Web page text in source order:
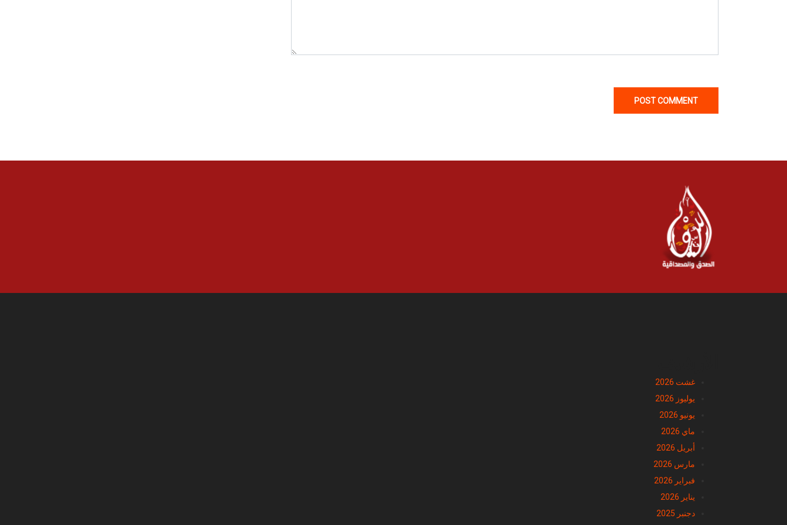
غشت 2026
يوليوز 2026
يونيو 2026
ماي 2026
أبريل 2026
مارس 2026
فبراير 2026
يناير 2026
دجنبر 2025